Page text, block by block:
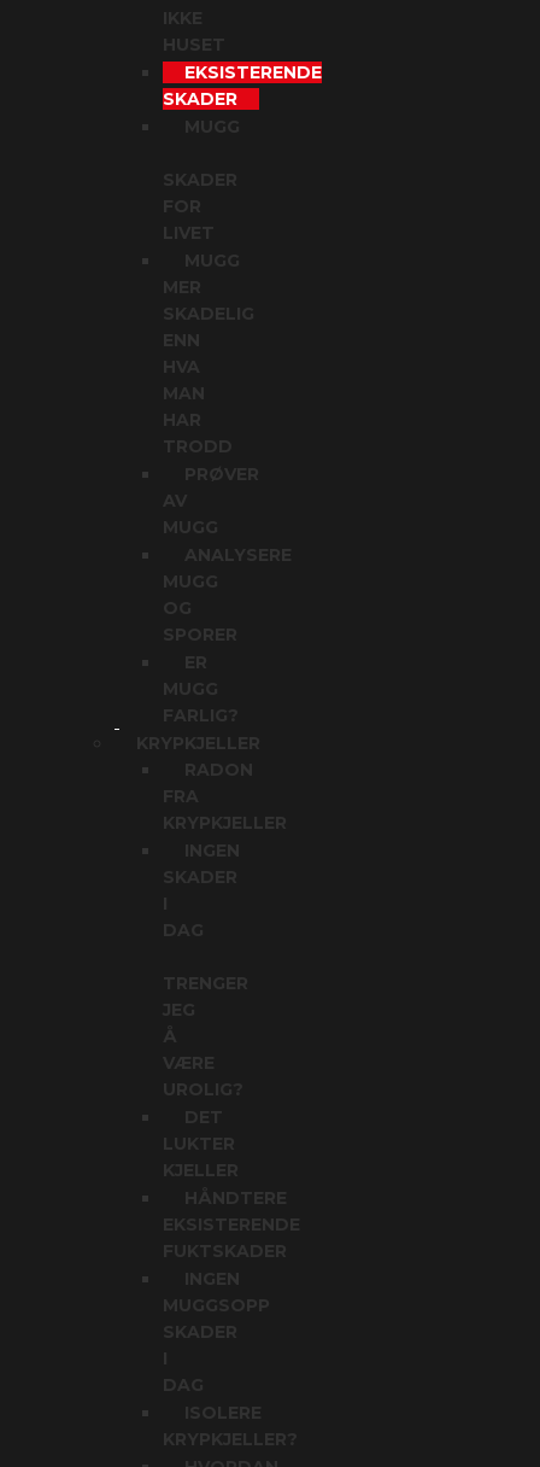
IKKE
HUSET
EKSISTERENDE
SKADER
MUGG
SKADER
FOR
LIVET
MUGG
MER
SKADELIG
HVA
MAN
HAR
TRODD
PRØVER
AV
MUGG
ANALYSERE
MUGG
SPORER
ER
MUGG
FARLIG?
KRYPKJELLER
RADON
FRA
KRYPKJELLER
SKADER
DAG
TRENGER
JEG
Å
VÆRE
UROLIG?
LUKTER
KJELLER
HÅNDTERE
EKSISTERENDE
FUKTSKADER
MUGGSOPP
SKADER
DAG
ISOLERE
KRYPKJELLER?